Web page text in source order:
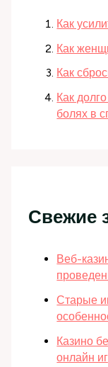
Как
Как
Как
Как
болях в
Свежие
Веб-
Старые
Казино
онлайн